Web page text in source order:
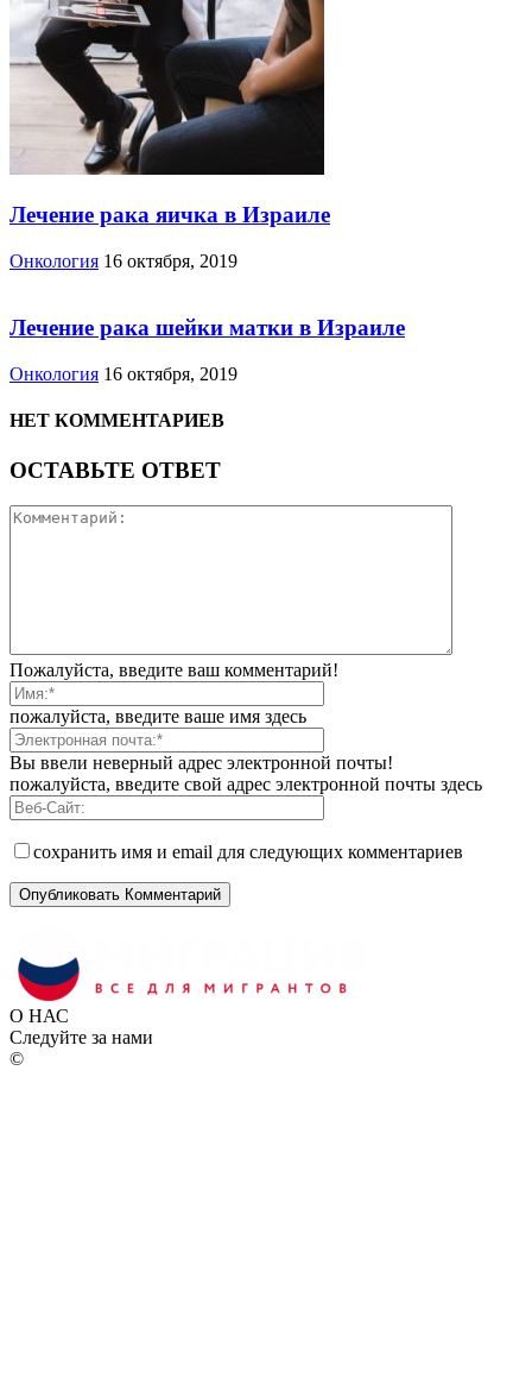
Лечение рака яичка в Израиле
Онкология 16 октября, 2019
Лечение рака шейки матки в Израиле
Онкология 16 октября, 2019
НЕТ КОММЕНТАРИЕВ
ОСТАВЬТЕ ОТВЕТ
Пожалуйста, введите ваш комментарий!
пожалуйста, введите ваше имя здесь
Вы ввели неверный адрес электронной почты!
пожалуйста, введите свой адрес электронной почты здесь
сохранить имя и email для следующих комментариев
О НАС
Следуйте за нами
©